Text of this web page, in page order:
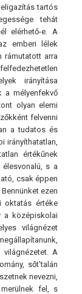
tartós
tehát
elérhető-e. A
emberi lélek
rámutatott arra
irányítása
a mélyenfekvő
olyan elemi
felvenni
a tudatos és
irányíthatatlan,
értékűnek
s a
csak éppen
ezen
oktatás értéke
a középiskolai
világnézet
A
sőt'talán
nevezni,
fel, s